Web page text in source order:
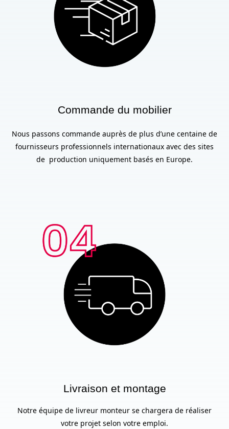
Commande du mobilier
Nous passons commande auprès de plus d’une centaine de
fournisseurs professionnels internationaux avec des sites
de production uniquement basés en Europe.
Livraison et montage
Notre équipe de livreur monteur se chargera de réaliser
votre projet selon votre emploi.